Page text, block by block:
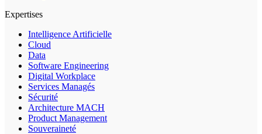
Expertises
Intelligence Artificielle
Cloud
Data
Software Engineering
Digital Workplace
Services Managés
Sécurité
Architecture MACH
Product Management
Souveraineté